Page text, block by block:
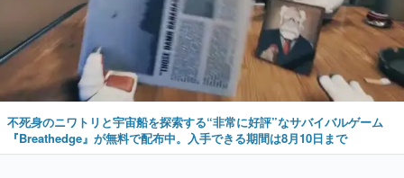
不死身のニワトリと宇宙船を探索する“非常に好評”なサバイバルゲーム
『Breathedge』が無料で配布中。入手できる期間は8月10日まで